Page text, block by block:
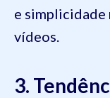
e simplicidade
vídeos.
3.